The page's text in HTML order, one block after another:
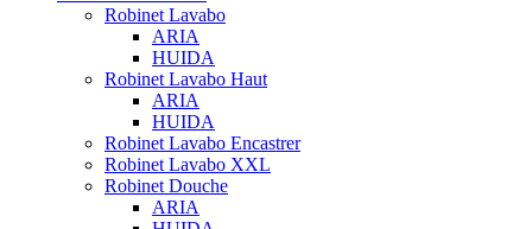
Robinet Lavabo
ARIA
HUIDA
Robinet Lavabo Haut
ARIA
HUIDA
Robinet Lavabo Encastrer
Robinet Lavabo XXL
Robinet Douche
ARIA